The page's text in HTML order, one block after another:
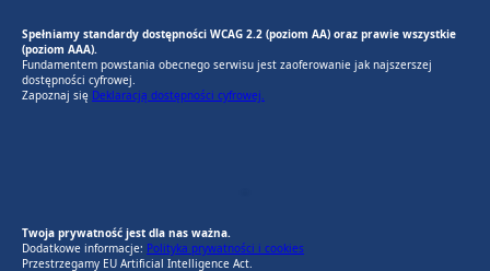
Spełniamy standardy dostępności WCAG 2.2 (poziom AA) oraz prawie wszystkie
(poziom AAA).
Fundamentem powstania obecnego serwisu jest zaoferowanie jak najszerszej
dostępności cyfrowej.
Zapoznaj się Deklaracją dostępności cyfrowej.
Twoja prywatność jest dla nas ważna.
Dodatkowe informacje: Polityka prywatności i cookies
Przestrzegamy EU Artificial Intelligence Act.